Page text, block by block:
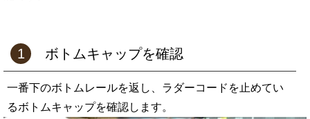
1 ボトムキャップを確認
一番下のボトムレールを返し、ラダーコードを止めてい
るボトムキャップを確認します。